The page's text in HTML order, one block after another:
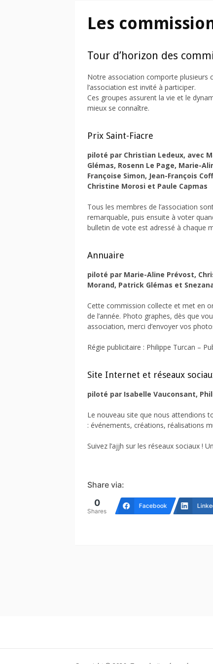
Les
Tour d’horizon des
Notre association comporte plusieurs
l’association est invité à participer.
Ces groupes assurent la vie et le
mieux se connaître.
Prix Saint-Fiacre
piloté par Christian Ledeux, avec
Glémas, Rosenn Le Page, Marie-
Françoise Simon, Jean-François
Christine Morosi et Paule Capmas
Tous les membres de l’association
remarquable, puis ensuite à voter
bulletin de vote est adressé à chaque
Annuaire
piloté par Marie-Aline Prévost,
Morand, Patrick Glémas et
Cette commission collecte et met en
de l’année. Photo graphes, dès que
association, merci d’envoyer vos
Régie publicitaire : Philippe Turcan –
Site Internet et réseaux
piloté par Isabelle Vauconsant,
Le nouveau site que nous attendions
: événements, créations, réalisations
Suivez l’ajjh sur les réseaux sociaux !
Share via:
0
Shares
Facebook